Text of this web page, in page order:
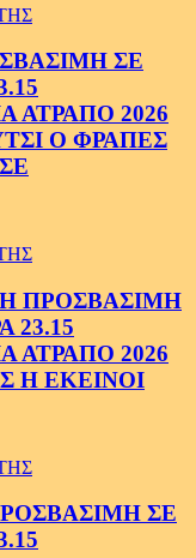
ΣΕ
ΑΤΡΑΠΟ 2026
Ο ΦΡΑΠΕΣ
ΠΡΟΣΒΑΣΙΜΗ
23.15
ΑΤΡΑΠΟ 2026
Η ΕΚΕΙΝΟΙ
ΣΕ